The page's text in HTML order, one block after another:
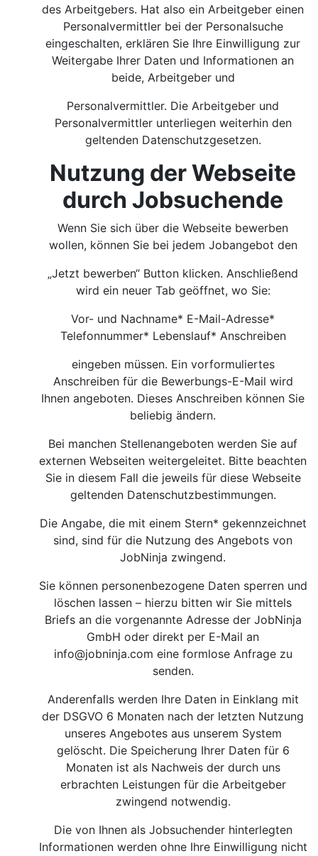
des Arbeitgebers. Hat also ein Arbeitgeber einen
Personalvermittler bei der Personalsuche
eingeschalten, erklären Sie Ihre Einwilligung zur
Weitergabe Ihrer Daten und Informationen an
beide, Arbeitgeber und
Personalvermittler. Die Arbeitgeber und
Personalvermittler unterliegen weiterhin den
geltenden Datenschutzgesetzen.
Nutzung der Webseite
durch Jobsuchende
Wenn Sie sich über die Webseite bewerben
wollen, können Sie bei jedem Jobangebot den
„Jetzt bewerben“ Button klicken. Anschließend
wird ein neuer Tab geöffnet, wo Sie:
Vor- und Nachname* E-Mail-Adresse*
Telefonnummer* Lebenslauf* Anschreiben
eingeben müssen. Ein vorformuliertes
Anschreiben für die Bewerbungs-E-Mail wird
Ihnen angeboten. Dieses Anschreiben können Sie
beliebig ändern.
Bei manchen Stellenangeboten werden Sie auf
externen Webseiten weitergeleitet. Bitte beachten
Sie in diesem Fall die jeweils für diese Webseite
geltenden Datenschutzbestimmungen.
Die Angabe, die mit einem Stern* gekennzeichnet
sind, sind für die Nutzung des Angebots von
JobNinja zwingend.
Sie können personenbezogene Daten sperren und
löschen lassen – hierzu bitten wir Sie mittels
Briefs an die vorgenannte Adresse der JobNinja
GmbH oder direkt per E-Mail an
info@jobninja.com eine formlose Anfrage zu
senden.
Anderenfalls werden Ihre Daten in Einklang mit
der DSGVO 6 Monaten nach der letzten Nutzung
unseres Angebotes aus unserem System
gelöscht. Die Speicherung Ihrer Daten für 6
Monaten ist als Nachweis der durch uns
erbrachten Leistungen für die Arbeitgeber
zwingend notwendig.
Die von Ihnen als Jobsuchender hinterlegten
Informationen werden ohne Ihre Einwilligung nicht